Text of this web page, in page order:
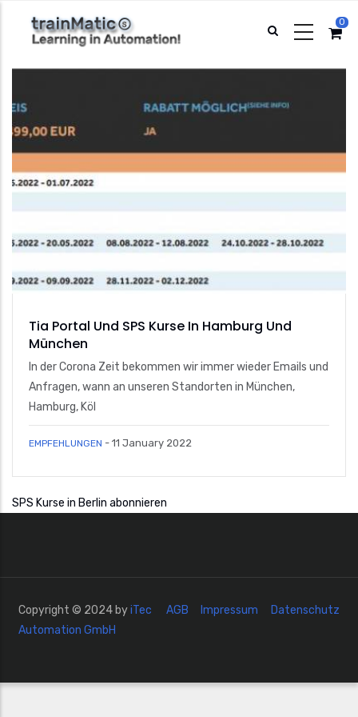
0
Tia Portal Und SPS Kurse In Hamburg Und
München
In der Corona Zeit bekommen wir immer wieder Emails und
Anfragen, wann an unseren Standorten in München,
Hamburg, Köl
EMPFEHLUNGEN - 11 January 2022
SPS Kurse in Berlin abonnieren
Copyright © 2024 byiTec
Automation GmbH
AGB Impressum Datenschutz